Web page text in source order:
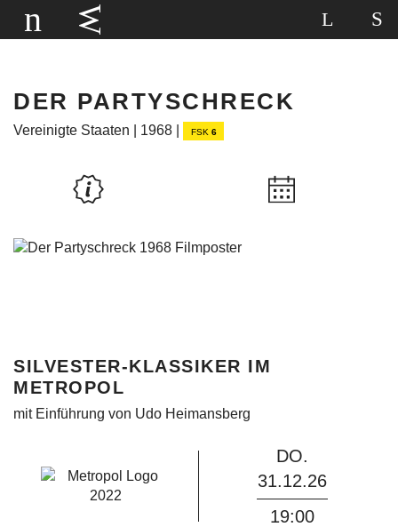
DER PARTYSCHRECK
Vereinigte Staaten | 1968 | FSK 6
SILVESTER-KLASSIKER IM
METROPOL
mit Einführung von Udo Heimansberg
DO.
31.12.26
19:00